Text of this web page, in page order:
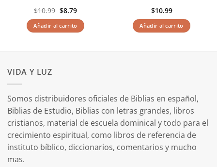
$10.99 El
precio
original
era:
$10.99.
$8.79El
actual
es:
$8.79.
Añadir al carrito
$10.99
Añadir al carrito
VIDA Y LUZ
Somos distribuidores oficiales de Biblias en español,
Biblias de Estudio, Biblias con letras grandes, libros
cristianos, material de escuela dominical y todo para el
crecimiento espiritual, como libros de referencia de
instituto bíblico, diccionarios, comentarios y mucho
mas.